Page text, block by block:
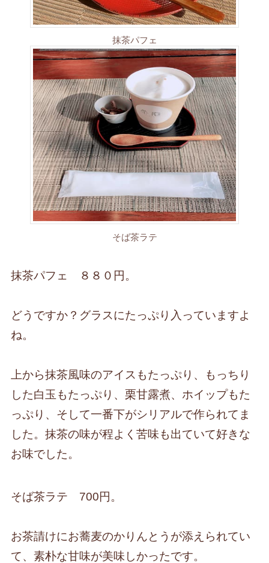
抹茶パフェ
そば茶ラテ
抹茶パフェ ８８０円。
どうですか？グラスにたっぷり入っていますよ
ね。
上から抹茶風味のアイスもたっぷり、もっちり
した白玉もたっぷり、栗甘露煮、ホイップもた
っぷり、そして一番下がシリアルで作られてま
した。抹茶の味が程よく苦味も出ていて好きな
お味でした。
そば茶ラテ 700円。
お茶請けにお蕎麦のかりんとうが添えられてい
て、素朴な甘味が美味しかったです。